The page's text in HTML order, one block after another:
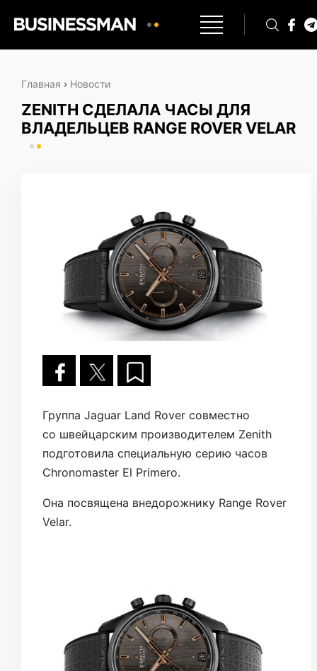
Главная › Новости
ZENITH СДЕЛАЛА ЧАСЫ ДЛЯ
ВЛАДЕЛЬЦЕВ RANGE ROVER VELAR
Группа Jaguar Land Rover совместно
со швейцарским производителем Zenith
подготовила специальную серию часов
Chronomaster El Primero.
Она посвящена внедорожнику Range Rover
Velar.